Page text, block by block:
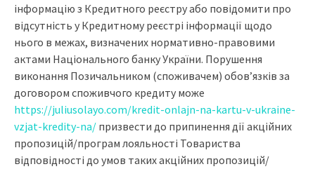
інформацію з Кредитного реєстру або повідомити про
відсутність у Кредитному реєстрі інформації щодо
нього в межах, визначених нормативно-правовими
актами Національного банку України. Порушення
виконання Позичальником (споживачем) обов’язків за
договором споживчого кредиту може
https://juliusolayo.com/kredit-onlajn-na-kartu-v-ukraine-
vzjat-kredity-na/ призвести до припинення дії акційних
пропозицій/програм лояльності Товариства
відповідності до умов таких акційних пропозицій/